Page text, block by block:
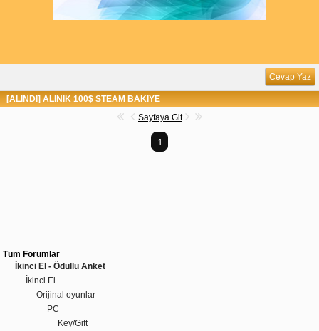
Cevap Yaz
[ALINDI] ALINIK 100$ STEAM BAKIYE
Sayfaya Git
1
Tüm Forumlar
İkinci El - Ödüllü Anket
İkinci El
Orijinal oyunlar
PC
Key/Gift